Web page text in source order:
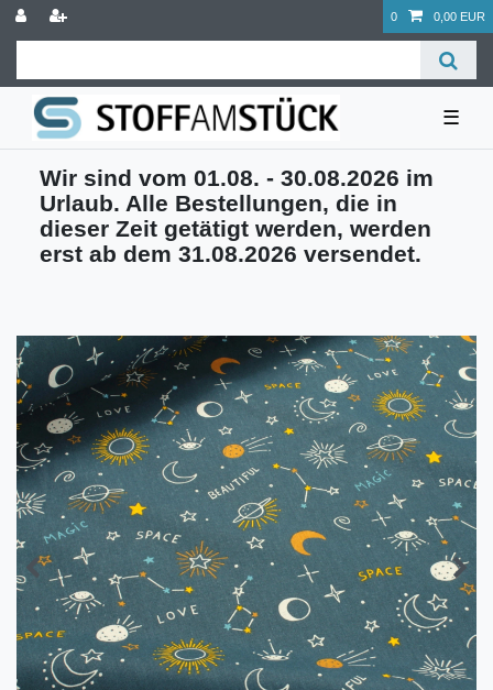
0 0,00 EUR
☰
Wir sind vom 01.08. - 30.08.2026 im
Urlaub. Alle Bestellungen, die in
dieser Zeit getätigt werden, werden
erst ab dem 31.08.2026 versendet.